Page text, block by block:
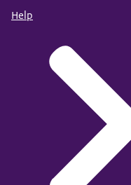
Help